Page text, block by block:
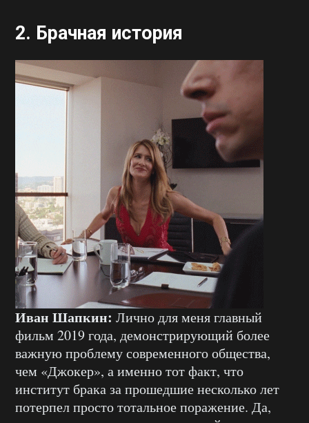
2. Брачная история
Иван Шапкин: Лично для меня главный
фильм 2019 года, демонстрирующий более
важную проблему современного общества,
чем «Джокер», а именно тот факт, что
институт брака за прошедшие несколько лет
потерпел просто тотальное поражение. Да,